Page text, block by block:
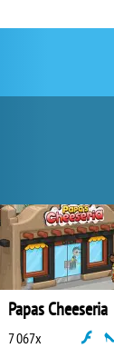
Papas Cheeseria
7 067x